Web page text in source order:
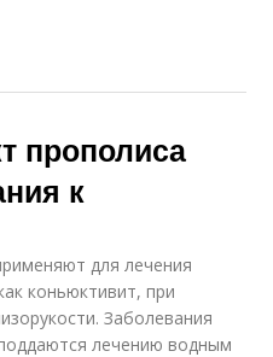
прополиса
к
для лечения
коньюктивит, при
Заболевания
лечению водным